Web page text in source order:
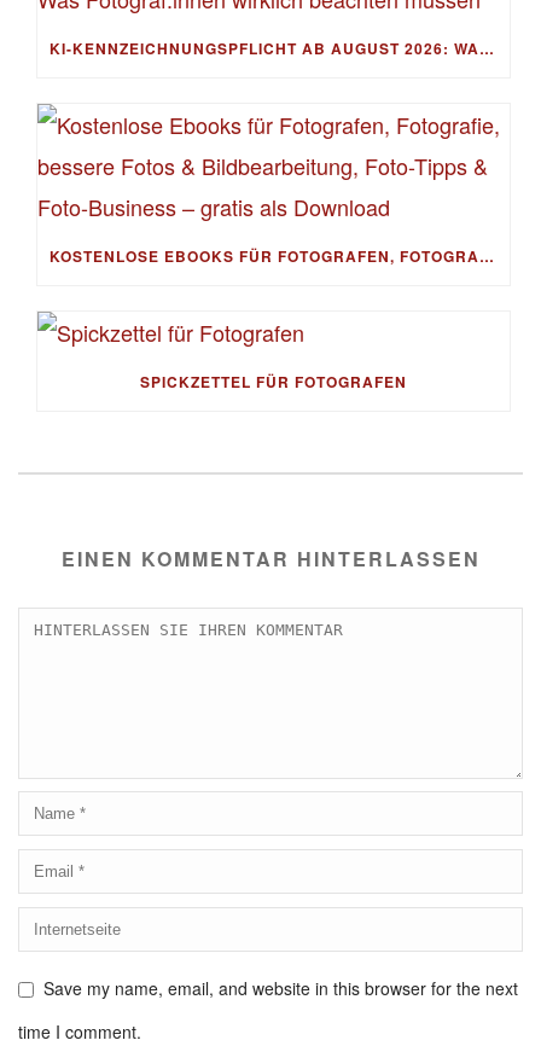
KI-KENNZEICHNUNGSPFLICHT AB AUGUST 2026: WAS FOTOGRAF:INNEN WIRKLICH BEACHTEN MÜSSEN
KOSTENLOSE EBOOKS FÜR FOTOGRAFEN, FOTOGRAFIE, BESSERE FOTOS & BILDBEARBEITUNG, FOTO-TIPPS & FOTO-BUSINESS – GRATIS ALS DOWNLOAD
SPICKZETTEL FÜR FOTOGRAFEN
EINEN KOMMENTAR HINTERLASSEN
Save my name, email, and website in this browser for the next
time I comment.